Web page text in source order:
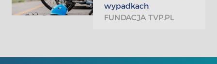
wypadkach
FUNDACJA TVP.PL